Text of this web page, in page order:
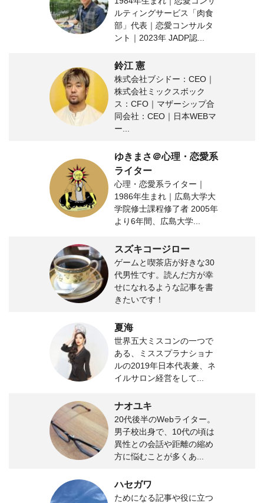
ルティングサービス「肉食
部」代表｜恋愛コンサルタ
ント｜2023年 JADP認...
鈴江 憲
株式会社ブシドー：CEO｜
株式会社ミックスボック
ス：CFO｜マザーシップ合
同会社：CEO｜日本WEBマ
ー...
ゆきまさ＠心理・恋愛系
ライター
心理・恋愛系ライター｜
1986年生まれ｜広島大学大
学院修士課程修了者 2005年
より6年間、広島大学...
スズキコージロー
ゲームと喫茶店が好きな30
代男性です。読んだ方が幸
せになれるような記事を書
きたいです！
夏海
世界五大ミスコンの一つで
ある、ミススプラナショナ
ルの2019年日本代表兼、ネ
イルサロン経営をして...
ナオユキ
20代後半のWebライター。
男子校出身で、10代の頃は
異性との会話や距離の縮め
方に悩むことが多くあ...
ハセガワ
ためになる記事や役に立つ